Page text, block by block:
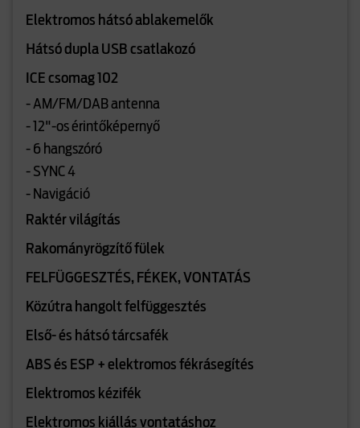
Elektromos hátsó ablakemelők
Hátsó dupla USB csatlakozó
ICE csomag 102
- AM/FM/DAB antenna
- 12"-os érintőképernyő
- 6 hangszóró
- SYNC 4
- Navigáció
Raktér világítás
Rakományrögzítő fülek
FELFÜGGESZTÉS, FÉKEK, VONTATÁS
Közútra hangolt felfüggesztés
Első- és hátsó tárcsafék
ABS és ESP + elektromos fékrásegítés
Elektromos kézifék
Elektromos kiállás vontatáshoz